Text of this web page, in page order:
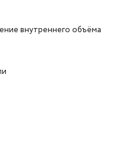
внутреннего объёма